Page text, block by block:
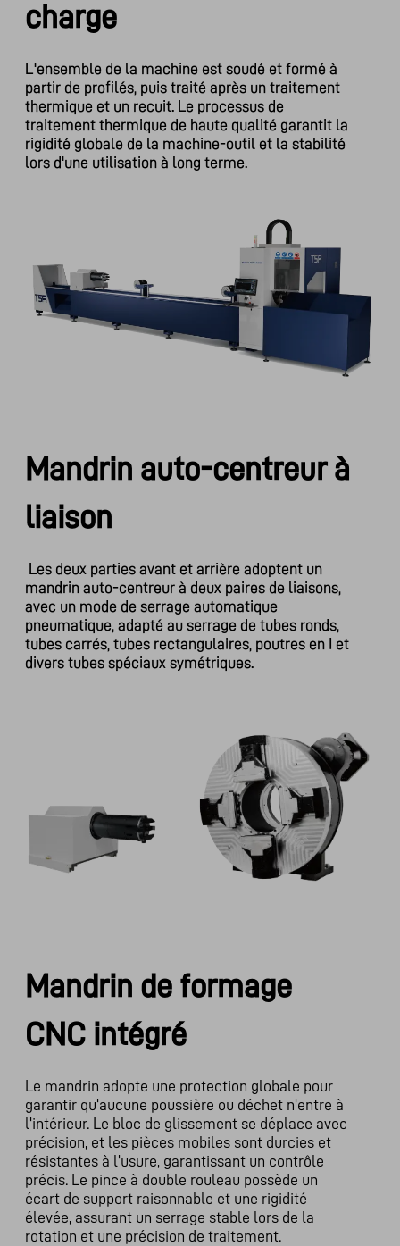
charge
L'ensemble de la machine est soudé et formé à
partir de profilés, puis traité après un traitement
thermique et un recuit. Le processus de
traitement thermique de haute qualité garantit la
rigidité globale de la machine-outil et la stabilité
lors d'une utilisation à long terme.
Mandrin auto-centreur à
liaison
Les deux parties avant et arrière adoptent un
mandrin auto-centreur à deux paires de liaisons,
avec un mode de serrage automatique
pneumatique, adapté au serrage de tubes ronds,
tubes carrés, tubes rectangulaires, poutres en I et
divers tubes spéciaux symétriques.
Mandrin de formage
CNC intégré
Le mandrin adopte une protection globale pour
garantir qu'aucune poussière ou déchet n'entre à
l'intérieur. Le bloc de glissement se déplace avec
précision, et les pièces mobiles sont durcies et
résistantes à l'usure, garantissant un contrôle
précis. Le pince à double rouleau possède un
écart de support raisonnable et une rigidité
élevée, assurant un serrage stable lors de la
rotation et une précision de traitement.